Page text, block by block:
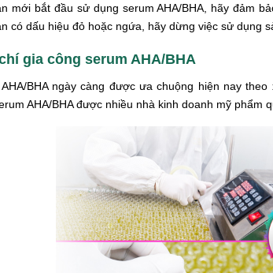
mới bắt đầu sử dụng serum AHA/BHA, hãy đảm
có dấu hiệu đỏ hoặc ngứa, hãy dừng việc sử dụng
gia công serum AHA/BHA
AHA/BHA ngày càng được ưa chuộng hiện nay
AHA/BHA được nhiều nhà kinh doanh mỹ phẩm